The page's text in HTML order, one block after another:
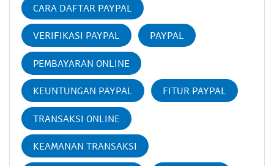
CARA DAFTAR PAYPAL
VERIFIKASI PAYPAL PAYPAL
PEMBAYARAN ONLINE
KEUNTUNGAN PAYPAL FITUR PAYPAL
TRANSAKSI ONLINE
KEAMANAN TRANSAKSI